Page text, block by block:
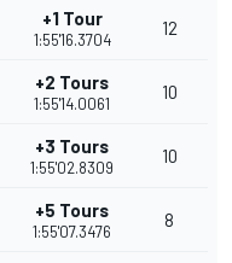
+1 Tour
1:55'16.3704
12
+2 Tours
1:55'14.0061
10
+3 Tours
1:55'02.8309
10
+5 Tours
1:55'07.3476
8